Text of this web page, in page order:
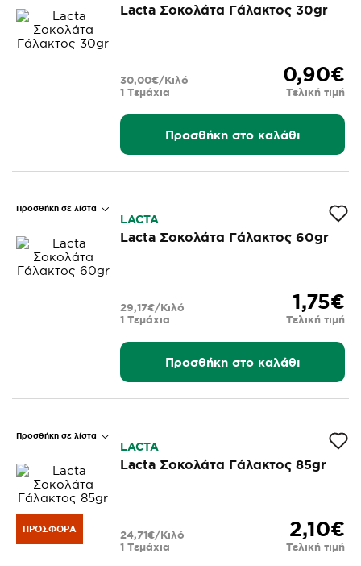
Lacta Σοκολάτα Γάλακτος 30gr
0,90€
Τελική τιμή
1 Τεμάχια
30,00€/Κιλό
Προσθήκη στο καλάθι
Προσθήκη σε λίστα
LACTA
Lacta Σοκολάτα Γάλακτος 60gr
1,75€
Τελική τιμή
1 Τεμάχια
29,17€/Κιλό
Προσθήκη στο καλάθι
Προσθήκη σε λίστα
ΠΡΟΣΦΟΡΆ
LACTA
Lacta Σοκολάτα Γάλακτος 85gr
2,10€
Τελική τιμή
1 Τεμάχια
24,71€/Κιλό